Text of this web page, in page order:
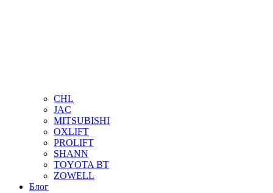
CHL
JAC
MITSUBISHI
OXLIFT
PROLIFT
SHANN
TOYOTA BT
ZOWELL
Блог